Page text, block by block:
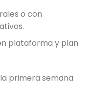
o con
plataforma y plan
primera semana